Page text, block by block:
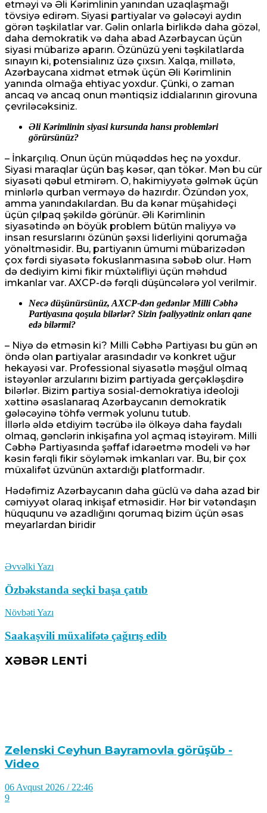
etməyi və Əli Kərimlinin yanından uzaqlaşmağı
tövsiyə edirəm. Siyasi partiyalar və gələcəyi aydın
görən təşkilatlar var. Gəlin onlarla birlikdə daha gözəl,
daha demokratik və daha abad Azərbaycan üçün
siyasi mübarizə aparın. Özünüzü yeni təşkilatlarda
sınayın ki, potensialınız üzə çıxsın. Xalqa, millətə,
Azərbaycana xidmət etmək üçün Əli Kərimlinin
yanında olmağa ehtiyac yoxdur. Çünki, o zaman
ancaq və ancaq onun məntiqsiz iddialarının girovuna
çevriləcəksiniz.
Əli Kərimlinin siyasi kursunda hansı problemləri
görürsünüz?
– İnkarçılıq. Onun üçün müqəddəs heç nə yoxdur.
Siyasi maraqlar üçün baş kəsər, qan tökər. Mən bu cür
siyasəti qəbul etmirəm. O, hakimiyyətə gəlmək üçün
minlərlə qurban verməyə də hazırdır. Özündən yox,
amma yanındakılardan. Bu da kənar müşahidəçi
üçün çılpaq şəkildə görünür. Əli Kərimlinin
siyasətində ən böyük problem bütün maliyyə və
insan resurslarını özünün şəxsi liderliyini qorumağa
yönəltməsidir. Bu, partiyanın ümumi mübarizədən
çox fərdi siyasətə fokuslanmasına səbəb olur. Həm
də dediyim kimi fikir müxtəlifliyi üçün məhdud
imkanlar var. AXCP-də fərqli düşüncələrə yol verilmir.
Necə düşünürsünüz, AXCP-dən gedənlər Milli Cəbhə
Partiyasına qoşula bilərlər? Sizin fəaliyyətiniz onları qane
edə bilərmi?
– Niyə də etməsin ki? Milli Cəbhə Partiyası bu gün ən
öndə olan partiyalar arasındadır və konkret uğur
hekayəsi var. Professional siyasətlə məşğul olmaq
istəyənlər arzularını bizim partiyada gerçəkləşdirə
bilərlər. Bizim partiya sosial-demokratiya ideoloji
xəttinə əsaslanaraq Azərbaycanın demokratik
gələcəyinə töhfə vermək yolunu tutub.
İllərlə əldə etdiyim təcrübə ilə ölkəyə daha faydalı
olmaq, gənclərin inkişafına yol açmaq istəyirəm. Milli
Cəbhə Partiyasında şəffaf idarəetmə modeli və hər
kəsin fərqli fikir söyləmək imkanları var. Bu, bir çox
müxalifət üzvünün axtardığı platformadır.
Hədəfimiz Azərbaycanın daha güclü və daha azad bir
cəmiyyət olaraq inkişaf etməsidir. Hər bir vətəndaşın
hüququnu və azadlığını qorumaq bizim üçün əsas
meyarlardan biridir
Əvvəlki Yazı
Özbəkstanda seçki başa çatıb
Növbəti Yazı
Saakaşvili müxalifətə çağırış edib
XƏBƏR LENTİ
Zelenski Ceyhun Bayramovla görüşüb -
Video
06 Avqust 2026 / 22:46
9